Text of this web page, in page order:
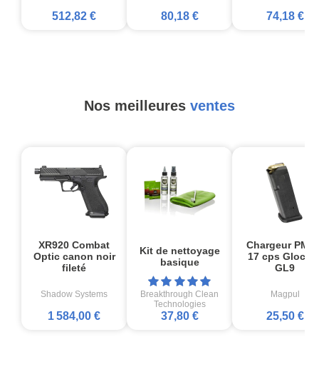
512,82 € 80,18 € 74,18 €
Nos meilleures ventes
XR920 Combat
Optic canon noir
fileté
Shadow Systems
1 584,00 €
Kit de nettoyage
basique
Breakthrough Clean
Technologies
37,80 €
Chargeur
17 cps
GL9
Magpul
25,50 €